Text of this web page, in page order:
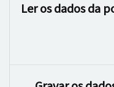
Ler os dados da